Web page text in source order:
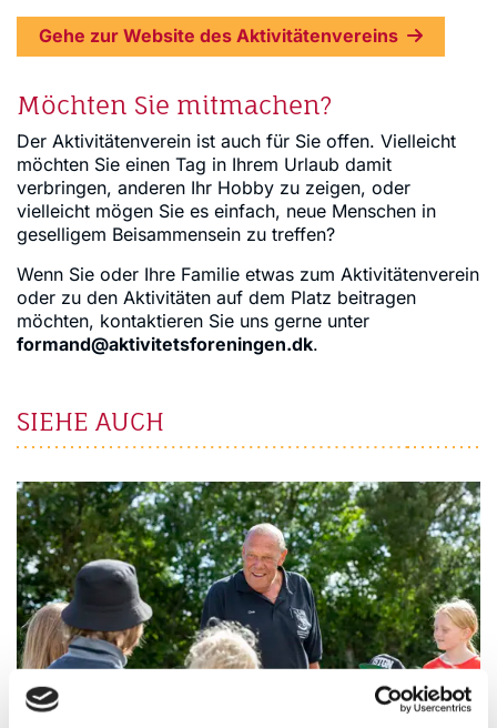
Gehe zur Website des Aktivitätenvereins
Möchten Sie mitmachen?
Der Aktivitätenverein ist auch für Sie offen. Vielleicht
möchten Sie einen Tag in Ihrem Urlaub damit
verbringen, anderen Ihr Hobby zu zeigen, oder
vielleicht mögen Sie es einfach, neue Menschen in
geselligem Beisammensein zu treffen?
Wenn Sie oder Ihre Familie etwas zum Aktivitätenverein
oder zu den Aktivitäten auf dem Platz beitragen
möchten, kontaktieren Sie uns gerne unter
formand@aktivitetsforeningen.dk.
SIEHE AUCH